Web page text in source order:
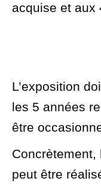
acquise et aux
L’exposition
les 5 années
être
Concrètement,
peut être